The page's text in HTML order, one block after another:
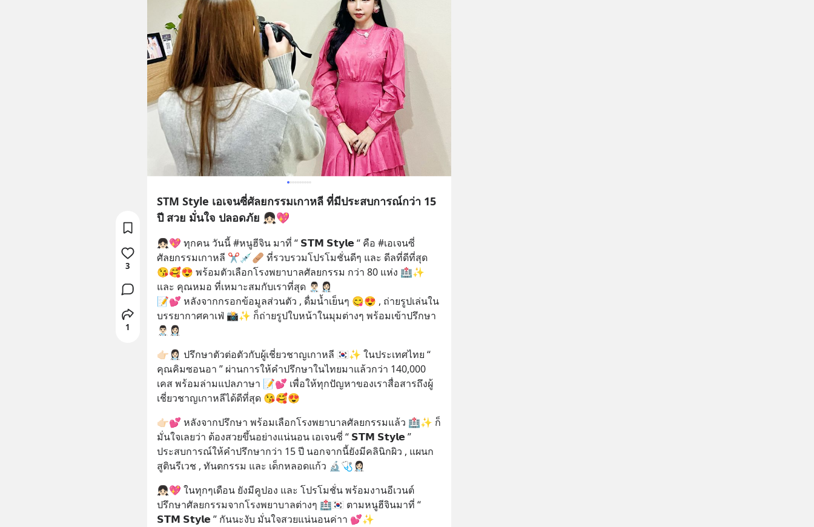
STM Style เอเจนซี่ศัลยกรรมเกาหลี ที่มีประสบการณ์กว่า 15
ปี สวย มั่นใจ ปลอดภัย 👧🏻💖
👧🏻💖 ทุกคน วันนี้ #หนูฮีจิน มาที่ “ 𝗦𝗧𝗠 𝗦𝘁𝘆𝗹𝗲 “ คือ #เอเจนซี่
ศัลยกรรมเกาหลี ✂️💉🩹 ที่รวบรวมโปรโมชั่นดีๆ และ ดีลที่ดีที่สุด
😘🥰😍 พร้อมตัวเลือกโรงพยาบาลศัลยกรรม กว่า 80 แห่ง 🏥✨
และ คุณหมอ ที่เหมาะสมกับเราที่สุด 👨🏻‍⚕️👩🏻‍⚕️
📝💕 หลังจากกรอกข้อมูลส่วนตัว , ดื่มน้ำเย็นๆ 😋😍 , ถ่ายรูปเล่นใน
บรรยากาศคาเฟ่ 📸✨ ก็ถ่ายรูปใบหน้าในมุมต่างๆ พร้อมเข้าปรึกษา
👨🏻‍⚕️👩🏻‍⚕️
👉🏻👩🏻‍⚕️ ปรึกษาตัวต่อตัวกับผู้เชี่ยวชาญเกาหลี 🇰🇷✨ ในประเทศไทย “
คุณคิมซอนอา ” ผ่านการให้คำปรึกษาในไทยมาแล้วกว่า 140,000
เคส พร้อมล่ามแปลภาษา 📝💕 เพื่อให้ทุกปัญหาของเราสื่อสารถึงผู้
เชี่ยวชาญเกาหลีได้ดีที่สุด 😘🥰😍
👉🏻💕 หลังจากปรึกษา พร้อมเลือกโรงพยาบาลศัลยกรรมแล้ว 🏥✨ ก็
มั่นใจเลยว่า ต้องสวยขึ้นอย่างแน่นอน เอเจนซี่ “ 𝗦𝗧𝗠 𝗦𝘁𝘆𝗹𝗲 ”
ประสบการณ์ให้คำปรึกษากว่า 15 ปี นอกจากนี้ยังมีคลินิกผิว , แผนก
สูตินรีเวช , ทันตกรรม และ เด็กหลอดแก้ว 🔬🩺👩🏻‍⚕️
👧🏻💖 ในทุกๆเดือน ยังมีคูปอง และ โปรโมชั่น พร้อมงานอีเวนต์
ปรึกษาศัลยกรรมจากโรงพยาบาลต่างๆ 🏥🇰🇷 ตามหนูฮีจินมาที่ “
𝗦𝗧𝗠 𝗦𝘁𝘆𝗹𝗲 ” กันนะงับ มั่นใจสวยแน่นอนค่าา 💕✨
3
1